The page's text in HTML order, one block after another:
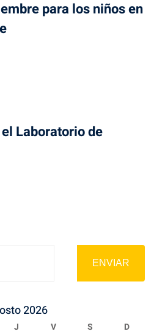
para los niños en
Laboratorio de
ENVIAR
2026
J V S D